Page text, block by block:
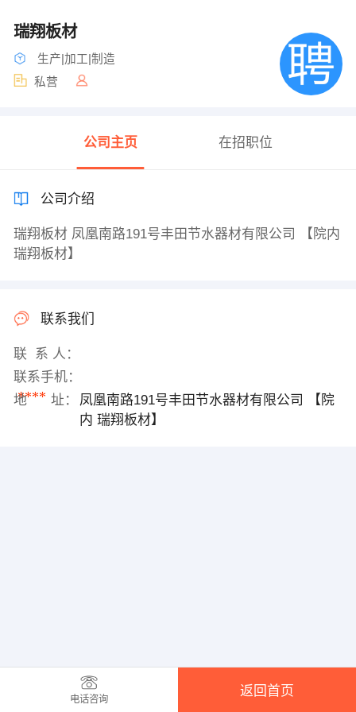
瑞翔板材
生产|加工|制造
私营
公司主页 在招职位
公司介绍
瑞翔板材 凤凰南路191号丰田节水器材有限公司 【院内
瑞翔板材】
联系我们
联 系 人：
联系手机：
****
地 址：
凤凰南路191号丰田节水器材有限公司 【院
内 瑞翔板材】
电话咨询
返回首页